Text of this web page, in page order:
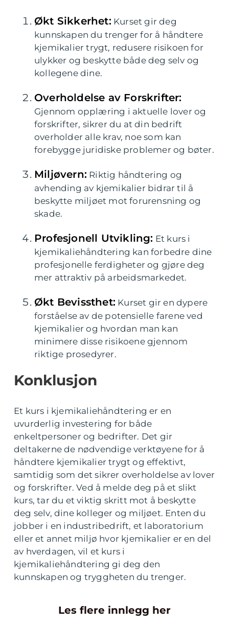
Økt Sikkerhet: Kurset gir deg
kunnskapen du trenger for å håndtere
kjemikalier trygt, redusere risikoen for
ulykker og beskytte både deg selv og
kollegene dine.
Overholdelse av Forskrifter:
Gjennom opplæring i aktuelle lover og
forskrifter, sikrer du at din bedrift
overholder alle krav, noe som kan
forebygge juridiske problemer og bøter.
Miljøvern: Riktig håndtering og
avhending av kjemikalier bidrar til å
beskytte miljøet mot forurensning og
skade.
Profesjonell Utvikling: Et kurs i
kjemikaliehåndtering kan forbedre dine
profesjonelle ferdigheter og gjøre deg
mer attraktiv på arbeidsmarkedet.
Økt Bevissthet: Kurset gir en dypere
forståelse av de potensielle farene ved
kjemikalier og hvordan man kan
minimere disse risikoene gjennom
riktige prosedyrer.
Konklusjon
Et kurs i kjemikaliehåndtering er en
uvurderlig investering for både
enkeltpersoner og bedrifter. Det gir
deltakerne de nødvendige verktøyene for å
håndtere kjemikalier trygt og effektivt,
samtidig som det sikrer overholdelse av lover
og forskrifter. Ved å melde deg på et slikt
kurs, tar du et viktig skritt mot å beskytte
deg selv, dine kolleger og miljøet. Enten du
jobber i en industribedrift, et laboratorium
eller et annet miljø hvor kjemikalier er en del
av hverdagen, vil et kurs i
kjemikaliehåndtering gi deg den
kunnskapen og tryggheten du trenger.
Les flere innlegg her